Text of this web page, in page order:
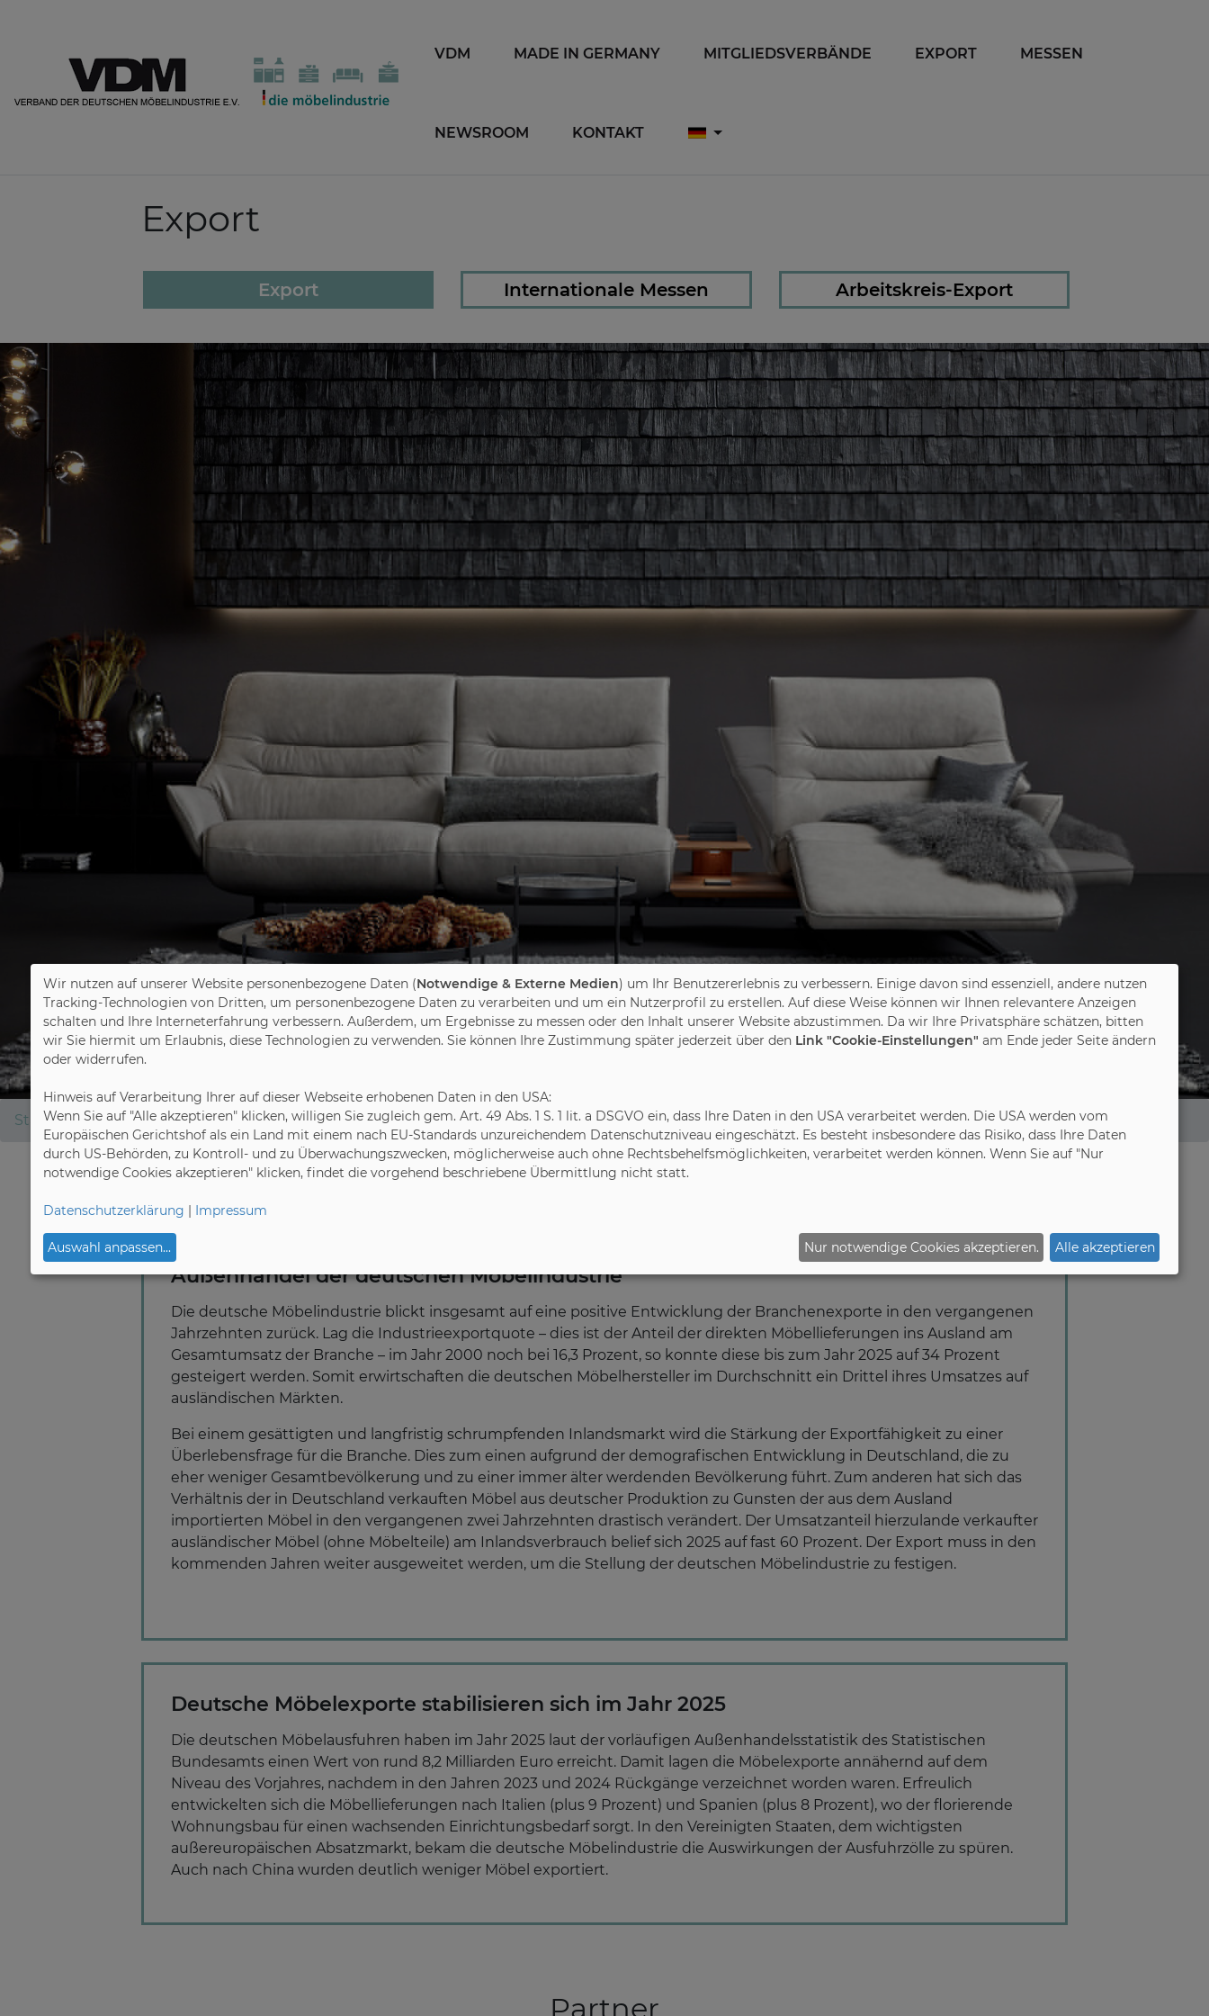
VDM MADE IN GERMANY MITGLIEDSVERBÄNDE EXPORT MESSEN
NEWSROOM KONTAKT
Export
Export Internationale Messen Arbeitskreis-Export
Startseite Export
Export
Außenhandel der deutschen Möbelindustrie
Die deutsche Möbelindustrie blickt insgesamt auf eine positive Entwicklung der Branchenexporte in den vergangenen
Jahrzehnten zurück. Lag die Industrieexportquote – dies ist der Anteil der direkten Möbellieferungen ins Ausland am
Gesamtumsatz der Branche – im Jahr 2000 noch bei 16,3 Prozent, so konnte diese bis zum Jahr 2025 auf 34 Prozent
gesteigert werden. Somit erwirtschaften die deutschen Möbelhersteller im Durchschnitt ein Drittel ihres Umsatzes auf
ausländischen Märkten.
Bei einem gesättigten und langfristig schrumpfenden Inlandsmarkt wird die Stärkung der Exportfähigkeit zu einer
Überlebensfrage für die Branche. Dies zum einen aufgrund der demografischen Entwicklung in Deutschland, die zu
eher weniger Gesamtbevölkerung und zu einer immer älter werdenden Bevölkerung führt. Zum anderen hat sich das
Verhältnis der in Deutschland verkauften Möbel aus deutscher Produktion zu Gunsten der aus dem Ausland
importierten Möbel in den vergangenen zwei Jahrzehnten drastisch verändert. Der Umsatzanteil hierzulande verkaufter
ausländischer Möbel (ohne Möbelteile) am Inlandsverbrauch belief sich 2025 auf fast 60 Prozent. Der Export muss in den
kommenden Jahren weiter ausgeweitet werden, um die Stellung der deutschen Möbelindustrie zu festigen.
Deutsche Möbelexporte stabilisieren sich im Jahr 2025
Die deutschen Möbelausfuhren haben im Jahr 2025 laut der vorläufigen Außenhandelsstatistik des Statistischen
Bundesamts einen Wert von rund 8,2 Milliarden Euro erreicht. Damit lagen die Möbelexporte annähernd auf dem
Niveau des Vorjahres, nachdem in den Jahren 2023 und 2024 Rückgänge verzeichnet worden waren. Erfreulich
entwickelten sich die Möbellieferungen nach Italien (plus 9 Prozent) und Spanien (plus 8 Prozent), wo der florierende
Wohnungsbau für einen wachsenden Einrichtungsbedarf sorgt. In den Vereinigten Staaten, dem wichtigsten
außereuropäischen Absatzmarkt, bekam die deutsche Möbelindustrie die Auswirkungen der Ausfuhrzölle zu spüren.
Auch nach China wurden deutlich weniger Möbel exportiert.
Partner
Wir nutzen auf unserer Website personenbezogene Daten (Notwendige & Externe Medien) um Ihr Benutzererlebnis zu verbessern. Einige davon sind essenziell, andere nutzen
Tracking-Technologien von Dritten, um personenbezogene Daten zu verarbeiten und um ein Nutzerprofil zu erstellen. Auf diese Weise können wir Ihnen relevantere Anzeigen
schalten und Ihre Interneterfahrung verbessern. Außerdem, um Ergebnisse zu messen oder den Inhalt unserer Website abzustimmen. Da wir Ihre Privatsphäre schätzen, bitten
wir Sie hiermit um Erlaubnis, diese Technologien zu verwenden. Sie können Ihre Zustimmung später jederzeit über den Link "Cookie-Einstellungen" am Ende jeder Seite ändern
oder widerrufen.
Hinweis auf Verarbeitung Ihrer auf dieser Webseite erhobenen Daten in den USA:
Wenn Sie auf "Alle akzeptieren" klicken, willigen Sie zugleich gem. Art. 49 Abs. 1 S. 1 lit. a DSGVO ein, dass Ihre Daten in den USA verarbeitet werden. Die USA werden vom
Europäischen Gerichtshof als ein Land mit einem nach EU-Standards unzureichendem Datenschutzniveau eingeschätzt. Es besteht insbesondere das Risiko, dass Ihre Daten
durch US-Behörden, zu Kontroll- und zu Überwachungszwecken, möglicherweise auch ohne Rechtsbehelfsmöglichkeiten, verarbeitet werden können. Wenn Sie auf "Nur
notwendige Cookies akzeptieren" klicken, findet die vorgehend beschriebene Übermittlung nicht statt.
Datenschutzerklärung | Impressum
Auswahl anpassen... Nur notwendige Cookies akzeptieren. Alle akzeptieren